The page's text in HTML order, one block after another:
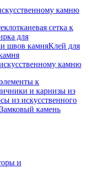
камню
сетка к
для
швов камняКлей для
камню
к
и карнизы из
из искусственного
Замковый камень
и